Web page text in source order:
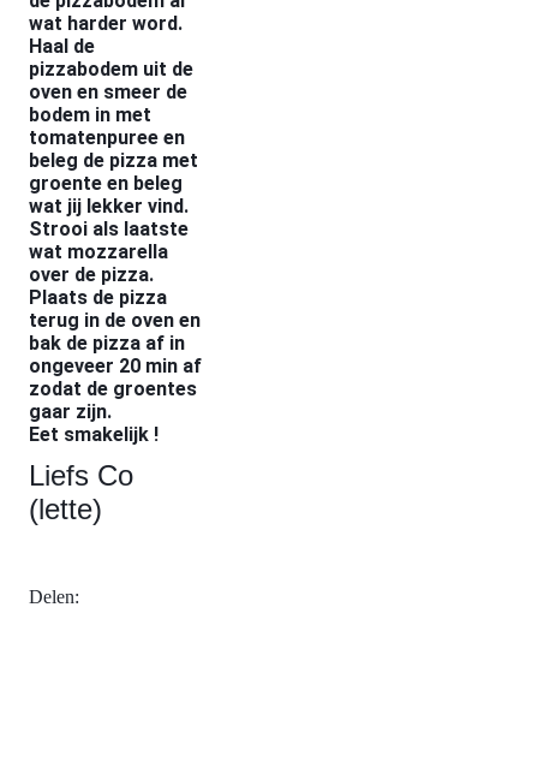
wat harder word.
Haal de
pizzabodem uit de
oven en smeer de
bodem in met
tomatenpuree en
beleg de pizza met
groente en beleg
wat jij lekker vind.
Strooi als laatste
wat mozzarella
over de pizza.
Plaats de pizza
terug in de oven en
bak de pizza af in
ongeveer 20 min af
zodat de groentes
gaar zijn.
Eet smakelijk !
Liefs Co
(lette)
Delen: